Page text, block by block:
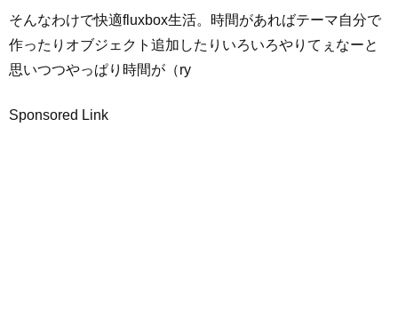
そんなわけで快適fluxbox生活。時間があればテーマ自分で
作ったりオブジェクト追加したりいろいろやりてぇなーと
思いつつやっぱり時間が（ry
Sponsored Link